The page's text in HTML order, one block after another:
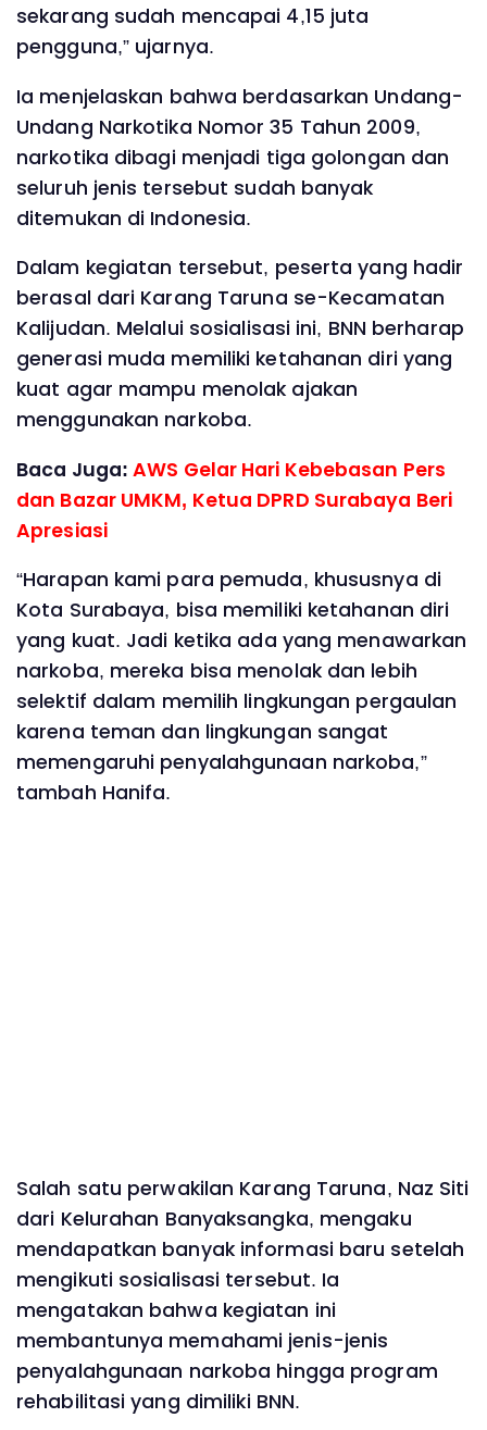
sekarang sudah mencapai 4,15 juta
pengguna,” ujarnya.
Ia menjelaskan bahwa berdasarkan Undang-
Undang Narkotika Nomor 35 Tahun 2009,
narkotika dibagi menjadi tiga golongan dan
seluruh jenis tersebut sudah banyak
ditemukan di Indonesia.
Dalam kegiatan tersebut, peserta yang hadir
berasal dari Karang Taruna se-Kecamatan
Kalijudan. Melalui sosialisasi ini, BNN berharap
generasi muda memiliki ketahanan diri yang
kuat agar mampu menolak ajakan
menggunakan narkoba.
Baca Juga:AWS Gelar Hari Kebebasan Pers
dan Bazar UMKM, Ketua DPRD Surabaya Beri
Apresiasi
“Harapan kami para pemuda, khususnya di
Kota Surabaya, bisa memiliki ketahanan diri
yang kuat. Jadi ketika ada yang menawarkan
narkoba, mereka bisa menolak dan lebih
selektif dalam memilih lingkungan pergaulan
karena teman dan lingkungan sangat
memengaruhi penyalahgunaan narkoba,”
tambah Hanifa.
Salah satu perwakilan Karang Taruna, Naz Siti
dari Kelurahan Banyaksangka, mengaku
mendapatkan banyak informasi baru setelah
mengikuti sosialisasi tersebut. Ia
mengatakan bahwa kegiatan ini
membantunya memahami jenis-jenis
penyalahgunaan narkoba hingga program
rehabilitasi yang dimiliki BNN.